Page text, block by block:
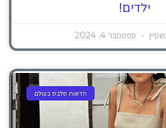
ילדים!
ספטמבר 4, 2024
חדשות סלבס בעולם